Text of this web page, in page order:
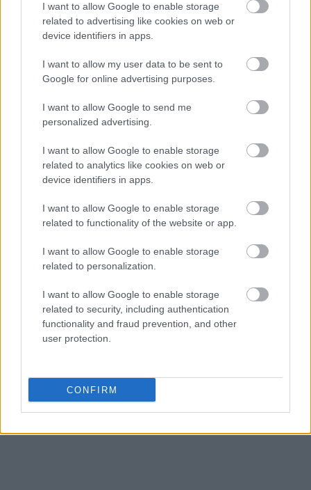
I want to allow Google to enable storage
related to advertising like cookies on web or
device identifiers in apps.
I want to allow my user data to be sent to
Google for online advertising purposes.
I want to allow Google to send me
personalized advertising.
I want to allow Google to enable storage
related to analytics like cookies on web or
device identifiers in apps.
I want to allow Google to enable storage
related to functionality of the website or app.
I want to allow Google to enable storage
related to personalization.
I want to allow Google to enable storage
related to security, including authentication
functionality and fraud prevention, and other
user protection.
CONFIRM
και μάθετε
πρώτοι όλες τιςειδήσειςαπό την Ελλάδα και τον κόσμο.